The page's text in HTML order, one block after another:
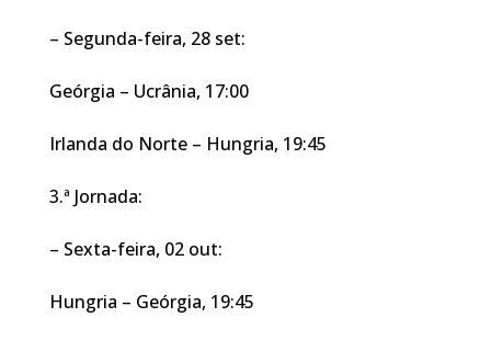
– Segunda-feira, 28 set:
Geórgia – Ucrânia, 17:00
Irlanda do Norte – Hungria, 19:45
3.ª Jornada:
– Sexta-feira, 02 out:
Hungria – Geórgia, 19:45